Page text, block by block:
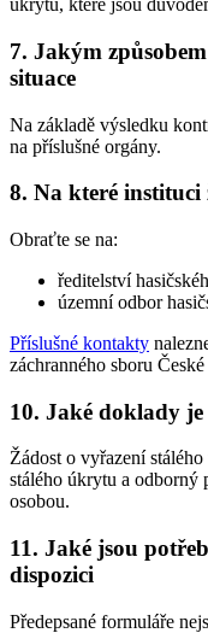
úkrytu, které jsou
7. Jakým
situace
Na základě výsledku
na příslušné orgány.
8. Na které
Obraťte se na:
ředitelství
územní odbor
Příslušné kontakty
záchranného sboru
10. Jaké doklady
Žádost o vyřazení
stálého úkrytu a odborný
osobou.
11. Jaké jsou
dispozici
Předepsané formuláře